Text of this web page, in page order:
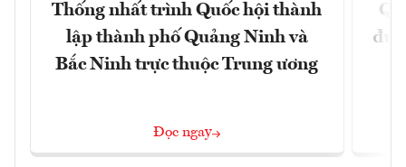
Thống nhất trình Quốc hội thành
lập thành phố Quảng Ninh và
Bắc Ninh trực thuộc Trung ương
Đọc ngay
đủ